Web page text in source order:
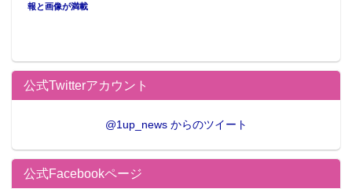
報と画像が満載
公式Twitterアカウント
@1up_news からのツイート
公式Facebookページ